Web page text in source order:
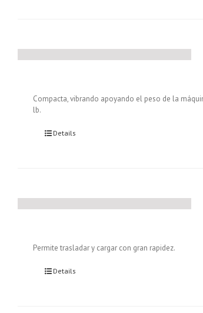
Compacta, vibrando apoyando el peso de la
lb.
Details
Permite trasladar y cargar con gran rapidez.
Details